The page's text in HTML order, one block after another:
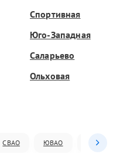
Спортивная
Юго-Западная
Саларьево
Ольховая
СВАО ЮВАО ЮАО